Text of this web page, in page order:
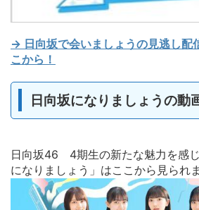
→ 日向坂で会いましょうの見逃し配
こから！
日向坂になりましょうの動
日向坂46 4期生の新たな魅力を感
になりましょう」はここから見られま